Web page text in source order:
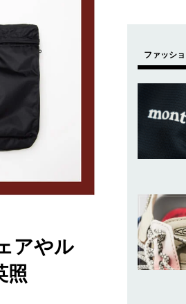
アやル
照